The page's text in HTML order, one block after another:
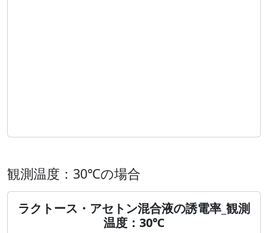
観測温度：30℃の場合
ラクトース・アセトン混合液の誘電率_観測
温度：30℃